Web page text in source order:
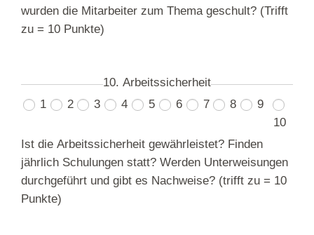
wurden die Mitarbeiter zum Thema geschult? (Trifft
zu = 10 Punkte)
10. Arbeitssicherheit
1
2 3 4 5 6 7 8
9
10
Ist die Arbeitssicherheit gewährleistet? Finden
jährlich Schulungen statt? Werden Unterweisungen
durchgeführt und gibt es Nachweise? (trifft zu = 10
Punkte)